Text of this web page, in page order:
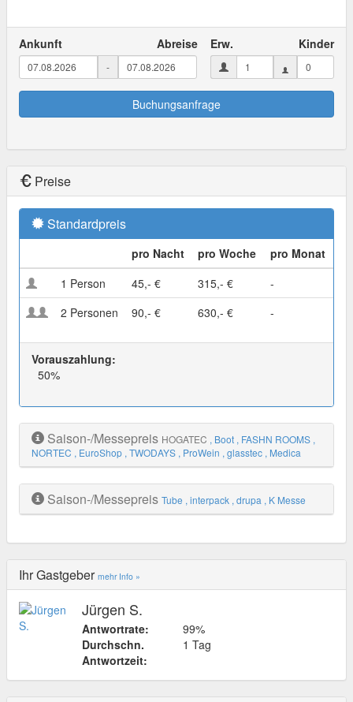
Ankunft Abreise
-
Erw. Kinder
Buchungsanfrage
Preise
Standardpreis
pro Nacht pro Woche
pro Monat
1 Person
45,- € 315,- €
-
2 Personen
90,- € 630,- € -
Vorauszahlung:
50%
Saison-/Messepreis HOGATEC , Boot , FASHN ROOMS ,
NORTEC , EuroShop , TWODAYS , ProWein , glasstec , Medica
Saison-/Messepreis Tube , interpack , drupa , K Messe
Ihr Gastgeber mehr Info »
Jürgen S.
Antwortrate:
99%
Durchschn.
Antwortzeit:
1 Tag